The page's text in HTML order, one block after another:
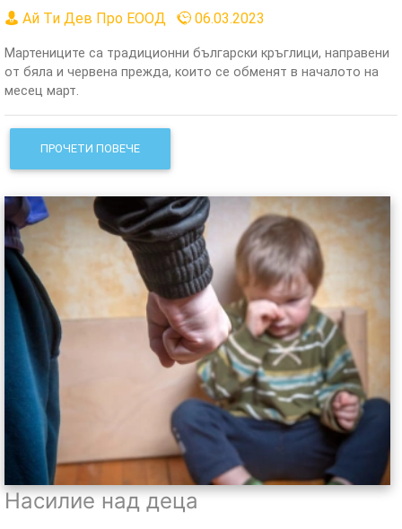
Ай Ти Дев Про ЕООД 06.03.2023
Мартениците са традиционни български кръглици, направени
от бяла и червена прежда, които се обменят в началото на
месец март.
ПРОЧЕТИ ПОВЕЧЕ
Насилие над деца